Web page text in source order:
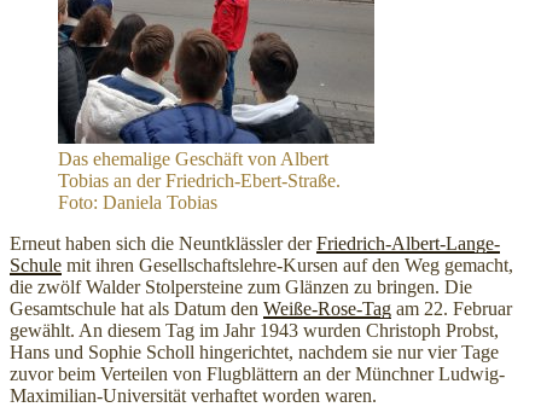
Das ehemalige Geschäft von Albert
Tobias an der Friedrich-Ebert-Straße.
Foto: Daniela Tobias
Erneut haben sich die Neuntklässler derFriedrich-Albert-Lange-
Schule mit ihren Gesellschaftslehre-Kursen auf den Weg gemacht,
die zwölf Walder Stolpersteine zum Glänzen zu bringen. Die
Gesamtschule hat als Datum den Weiße-Rose-Tag am 22. Februar
gewählt. An diesem Tag im Jahr 1943 wurden Christoph Probst,
Hans und Sophie Scholl hingerichtet, nachdem sie nur vier Tage
zuvor beim Verteilen von Flugblättern an der Münchner Ludwig-
Maximilian-Universität verhaftet worden waren.